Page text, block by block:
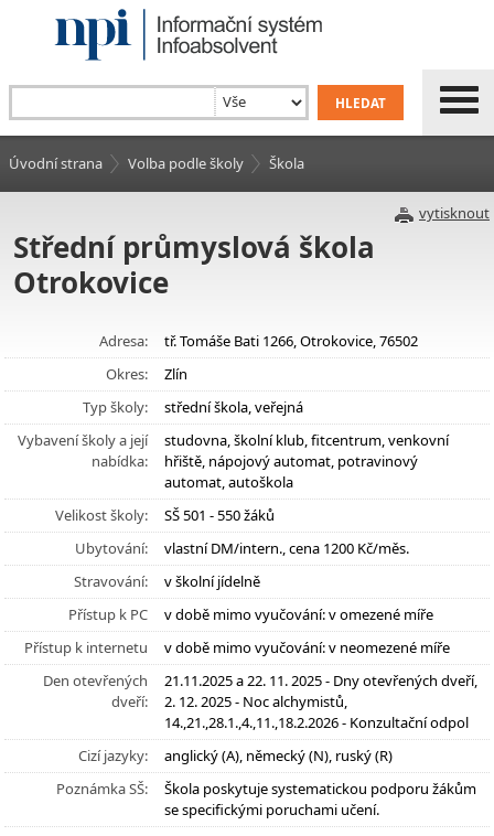
Úvodní strana Volba podle školy Škola
vytisknout
Střední průmyslová škola
Otrokovice
Adresa:
tř. Tomáše Bati 1266, Otrokovice, 76502
Okres:
Zlín
Typ školy:
střední škola, veřejná
Vybavení školy a její
nabídka:
studovna, školní klub, fitcentrum, venkovní
hřiště, nápojový automat, potravinový
automat, autoškola
Velikost školy:
SŠ 501 - 550 žáků
Ubytování:
vlastní DM/intern., cena 1200 Kč/měs.
Stravování:
v školní jídelně
Přístup k PC
v době mimo vyučování: v omezené míře
Přístup k internetu
v době mimo vyučování: v neomezené míře
Den otevřených
dveří:
21.11.2025 a 22. 11. 2025 - Dny otevřených dveří,
2. 12. 2025 - Noc alchymistů,
14.,21.,28.1.,4.,11.,18.2.2026 - Konzultační odpol
Cizí jazyky:
anglický (A), německý (N), ruský (R)
Poznámka SŠ:
Škola poskytuje systematickou podporu žákům
se specifickými poruchami učení.